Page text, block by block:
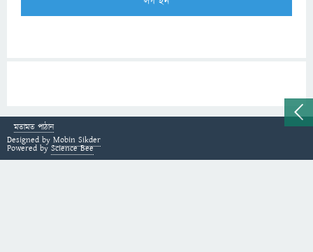
মতামত পাঠান
Designed by Mobin Sikder
Powered by Science Bee